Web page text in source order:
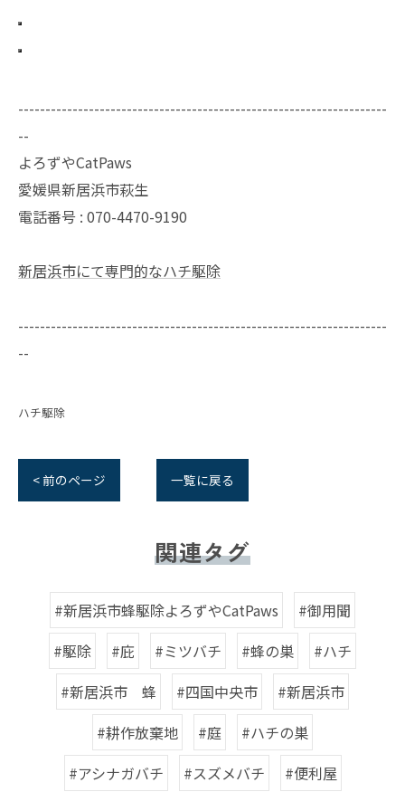
--------------------------------------------------------------------
--
よろずやCatPaws
愛媛県新居浜市萩生
電話番号 : 070-4470-9190
新居浜市にて専門的なハチ駆除
--------------------------------------------------------------------
--
ハチ駆除
< 前のページ 一覧に戻る
関連タグ
#新居浜市蜂駆除よろずやCatPaws
#御用聞
#駆除
#庇 #ミツバチ #蜂の巣
#ハチ
#新居浜市 蜂
#四国中央市
#新居浜市
#耕作放棄地
#庭
#ハチの巣
#アシナガバチ
#スズメバチ #便利屋